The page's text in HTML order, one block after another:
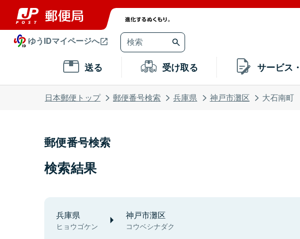
ゆうIDマイページへ
送る 受け取る サービス
日本郵便トップ 郵便番号検索 兵庫県 神戸市灘区 大石南町
郵便番号検索
検索結果
兵庫県
ヒョウゴケン
神戸市灘区
コウベシナダク